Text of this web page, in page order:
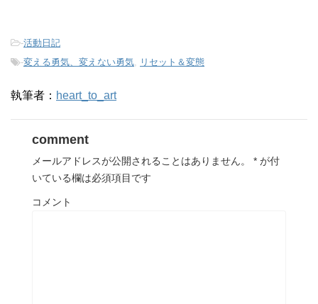
-活動日記
-変える勇気、変えない勇気 リセット＆変態
執筆者： heart_to_art
comment
メールアドレスが公開されることはありません。 * が付
いている欄は必須項目です
コメント